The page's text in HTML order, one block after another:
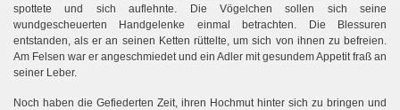
spottete und sich auflehnte. Die Vögelchen sollen sich seine
wundgescheuerten Handgelenke einmal betrachten. Die Blessuren
entstanden, als er an seinen Ketten rüttelte, um sich von ihnen zu befreien.
Am Felsen war er angeschmiedet und ein Adler mit gesundem Appetit fraß an
seiner Leber.
Noch haben die Gefiederten Zeit, ihren Hochmut hinter sich zu bringen und